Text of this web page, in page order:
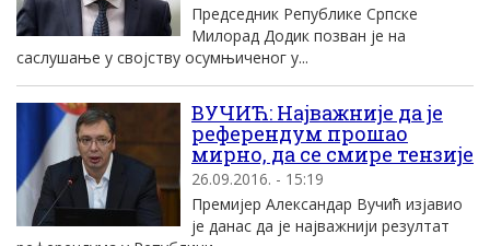
Председник Републике Српске
Милорад Додик позван је на
саслушање у својству осумњиченог у...
ВУЧИЋ: Наjважниjе да jе
референдум прошао
мирно, да се смире тензиjе
26.09.2016. - 15:19
Премиjер Aлександар Вучић изjавио
jе данас да jе наjважниjи резултат